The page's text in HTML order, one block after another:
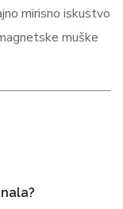
mirisno iskustvo
muške